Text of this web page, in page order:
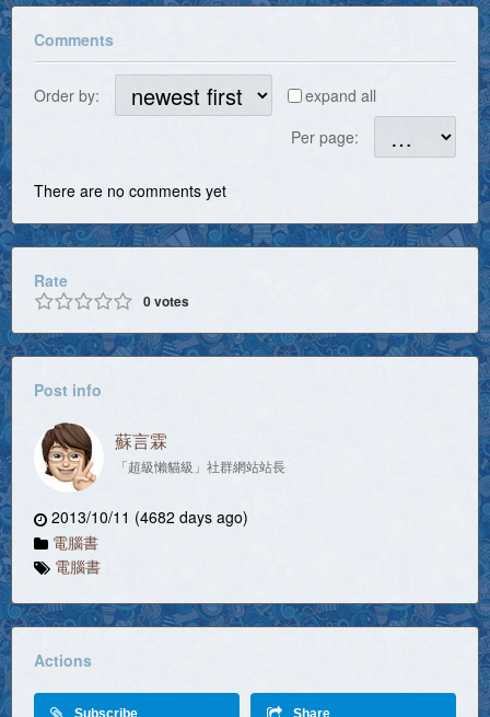
Comments
Order by:
expand all
Per page:
There are no comments yet
Rate
0votes
Post info
蘇言霖
「超級懶貓級」社群網站站長
2013/10/11 (4682 days ago)
電腦書
電腦書
Actions
Subscribe Share